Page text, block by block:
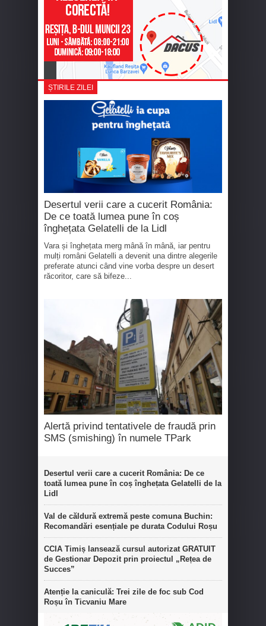
ȘTIRILE ZILEI
Desertul verii care a cucerit România:
De ce toată lumea pune în coș
înghețata Gelatelli de la Lidl
Vara și înghețata merg mână în mână, iar pentru
mulți români Gelatelli a devenit una dintre alegerile
preferate atunci când vine vorba despre un desert
răcoritor, care să bifeze...
Alertă privind tentativele de fraudă prin
SMS (smishing) în numele TPark
Desertul verii care a cucerit România: De ce
toată lumea pune în coș înghețata Gelatelli de la
Lidl
Val de căldură extremă peste comuna Buchin:
Recomandări esențiale pe durata Codului Roșu
CCIA Timiș lansează cursul autorizat GRATUIT
de Gestionar Depozit prin proiectul „Rețea de
Succes”
Atenție la caniculă: Trei zile de foc sub Cod
Roșu în Ticvaniu Mare